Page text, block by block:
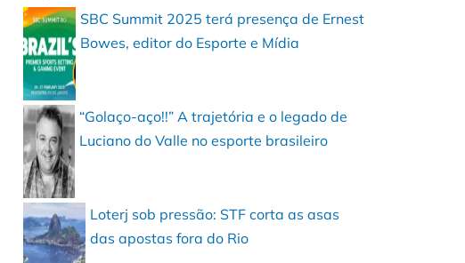
SBC Summit 2025 terá presença de Ernest
Bowes, editor do Esporte e Mídia
“Golaço-aço!!” A trajetória e o legado de
Luciano do Valle no esporte brasileiro
Loterj sob pressão: STF corta as asas
das apostas fora do Rio